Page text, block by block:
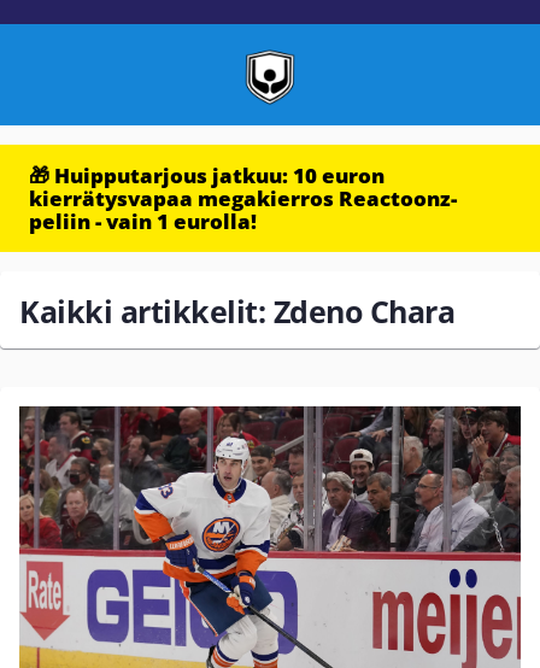
🎁 Huipputarjous jatkuu: 10 euron
kierrätysvapaa megakierros Reactoonz-
peliin - vain 1 eurolla!
Kaikki artikkelit: Zdeno Chara